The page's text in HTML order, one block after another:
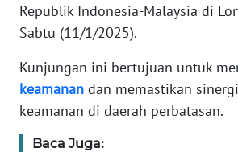
Republik Indonesia-Malaysia di
Sabtu (11/1/2025).
Kunjungan ini bertujuan untuk
keamanan dan memastikan
keamanan di daerah perbatasan.
Baca Juga:
DISCLAIMER